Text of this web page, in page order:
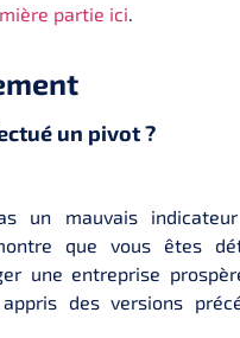
partie ici
un pivot ?
un mauvais
que vous êtes
une entreprise
des versions